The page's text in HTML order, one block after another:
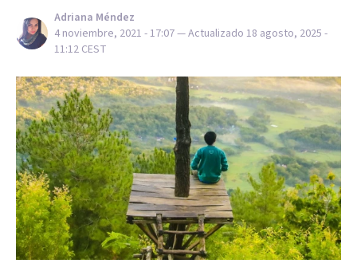
Adriana Méndez
4 noviembre, 2021 - 17:07— Actualizado 18 agosto, 2025 -
11:12 CEST